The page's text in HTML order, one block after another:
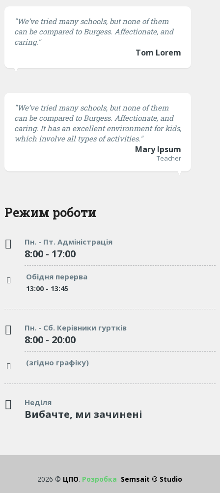
"We’ve tried many schools, but none of them
can be compared to Burgess. Affectionate, and
caring."
Tom Lorem
"We’ve tried many schools, but none of them
can be compared to Burgess. Affectionate, and
caring. It has an excellent environment for kids,
which involve all types of activities."
Mary Ipsum
Teacher
Режим роботи
Пн. - Пт. Адміністрація
8:00 - 17:00
Обідня перерва
13:00 - 13:45
Пн. - Сб. Керівники гуртків
8:00 - 20:00
(згідно графіку)
Неділя
Вибачте, ми зачинені
2026 © ЦПО. Розробка Semsait ® Studio